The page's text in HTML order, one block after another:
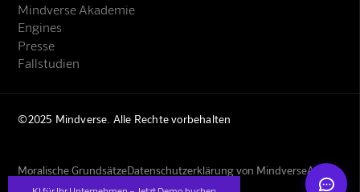
Online · KI-Assistent
Mindverse
Mindverse Akademie
Engines
Presse
Fallstudien
©2025 Mindverse. Alle Rechte vorbehalten
Moralische GrundsätzeDatenschutzerklärung von MindverseAGBs